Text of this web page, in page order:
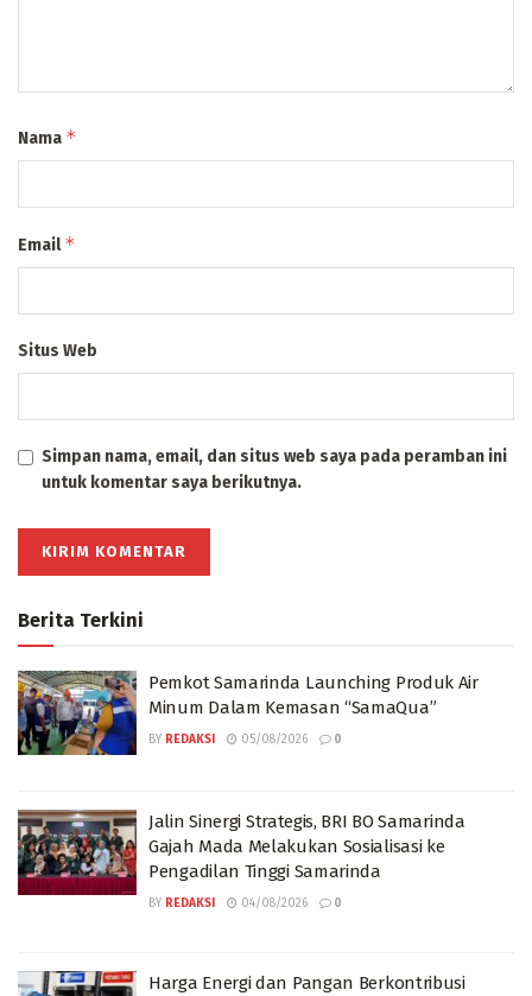
Nama *
Email*
Situs Web
Simpan nama, email, dan situs web saya pada peramban ini
untuk komentar saya berikutnya.
Berita Terkini
Pemkot Samarinda Launching Produk Air
Minum Dalam Kemasan “SamaQua”
BY REDAKSI 05/08/2026 0
Jalin Sinergi Strategis, BRI BO Samarinda
Gajah Mada Melakukan Sosialisasi ke
Pengadilan Tinggi Samarinda
BY REDAKSI 04/08/2026 0
Harga Energi dan Pangan Berkontribusi